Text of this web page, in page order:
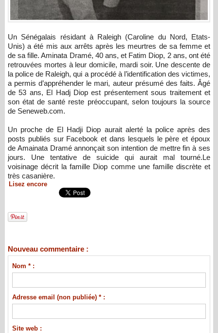
Un Sénégalais résidant à Raleigh (Caroline du Nord, Etats-
Unis) a été mis aux arrêts après les meurtres de sa femme et
de sa fille. Aminata Dramé, 40 ans, et Fatim Diop, 2 ans, ont été
retrouvées mortes à leur domicile, mardi soir. Une descente de
la police de Raleigh, qui a procédé à l’identification des victimes,
a permis d’appréhender le mari, auteur présumé des faits. Âgé
de 53 ans, El Hadj Diop est présentement sous traitement et
son état de santé reste préoccupant, selon toujours la source
de Seneweb.com.
Un proche de El Hadji Diop aurait alerté la police après des
posts publiés sur Facebook et dans lesquels le père et époux
de Amainata Dramé annonçait son intention de mettre fin à ses
jours. Une tentative de suicide qui aurait mal tourné.Le
voisinage décrit la famille Diop comme une famille discrète et
très casanière.
Lisez encore
Nouveau commentaire :
Nom * :
Adresse email (non publiée) * :
Site web :